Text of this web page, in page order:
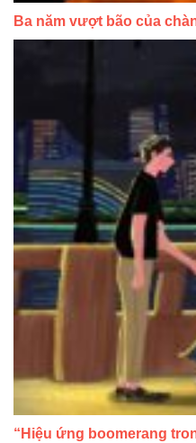
Ba năm vượt bão của
“Hiệu ứng boomerang